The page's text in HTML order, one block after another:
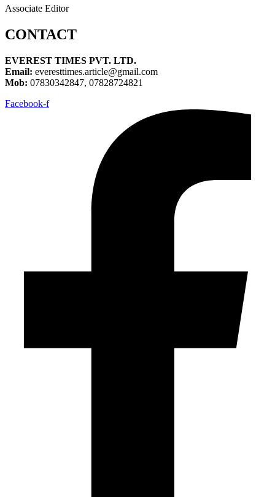
Associate Editor
CONTACT
EVEREST TIMES PVT. LTD.
Email: everesttimes.article@gmail.com
Mob: 07830342847, 07828724821
Facebook-f